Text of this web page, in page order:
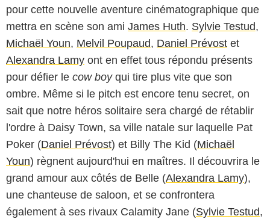
pour cette nouvelle aventure cinématographique que
mettra en scène son ami James Huth. Sylvie Testud,
Michaël Youn, Melvil Poupaud, Daniel Prévost et
Alexandra Lamy ont en effet tous répondu présents
pour défier le cow boyqui tire plus vite que son
ombre. Même si le pitch est encore tenu secret, on
sait que notre héros solitaire sera chargé de rétablir
l'ordre à Daisy Town, sa ville natale sur laquelle Pat
Poker (Daniel Prévost) et Billy The Kid (Michaël
Youn) règnent aujourd'hui en maîtres. Il découvrira le
grand amour aux côtés de Belle (Alexandra Lamy),
une chanteuse de saloon, et se confrontera
également à ses rivaux Calamity Jane (Sylvie Testud,